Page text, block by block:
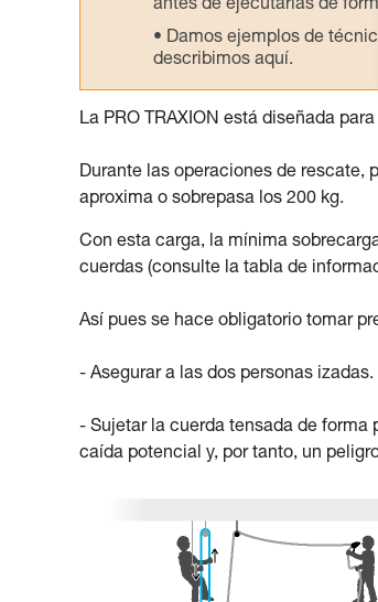
antes de ejecutarlas de
Damos ejemplos de
describimos aquí.
La PRO TRAXION está diseñada
Durante las operaciones de rescate,
aproxima o sobrepasa los 200 kg.
Con esta carga, la mínima
cuerdas (consulte la tabla de
Así pues se hace obligatorio tomar
- Asegurar a las dos personas izadas.
- Sujetar la cuerda tensada de
caída potencial y, por tanto, un